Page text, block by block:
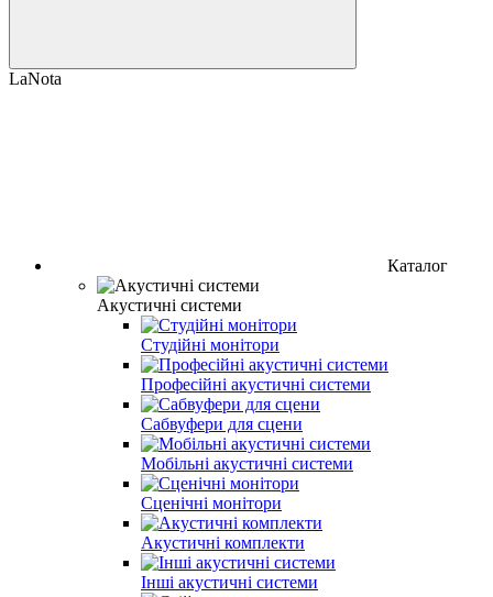
LaNota
Каталог
Акустичні системи
Студійні монітори
Професійні акустичні системи
Сабвуфери для сцени
Мобільні акустичні системи
Сценічні монітори
Акустичні комплекти
Інші акустичні системи